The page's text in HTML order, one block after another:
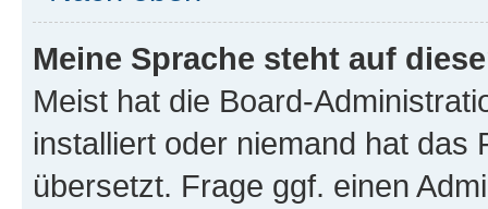
Meine Sprache steht auf
Meist hat die Board-
installiert oder niemand hat das
übersetzt. Frage ggf. einen